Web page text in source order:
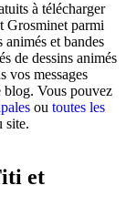
à télécharger
Grosminet parmi
animés et bandes
de dessins animés
vos messages
blog. Vous pouvez
ou toutes les
site.
et